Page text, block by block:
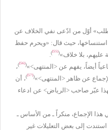
أوّل من ادّعى نفي الخلاف عن
حيث قال: «ويحرم حفظ
عليهم، بلا خلاف»(
[55]
)
أيضاً، يفهم عن <المنتهى>»(
[56]
)،
عن ظاهر <المنتهى>»(
[57]
)، أن
عبّر صاحب <الرياض> عن ادعاء
الإجماع، منكراً ـ من الأساس ـ
استندت إلى بعض التعليلات غير